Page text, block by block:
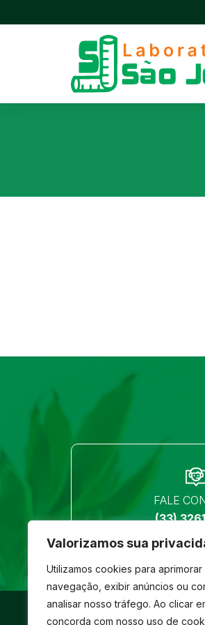
Valorizamos sua
Utilizamos cookies para
navegação, exibir anúncios ou
analisar nosso tráfego. Ao clicar
concorda com nosso uso de
FALE
(33)
© São José- Todos os